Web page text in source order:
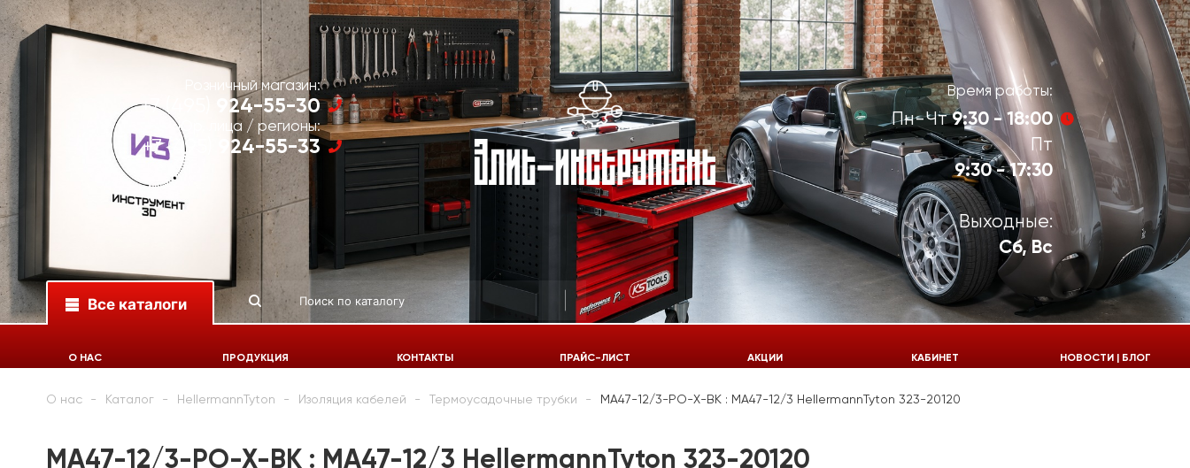
Розничный магазин:
+7 (495) 924-55-30
Юр. лица / регионы:
+7 (495) 924-55-33
Время работы:
Пн-Чт9:30 - 18:00
Пт
9:30 - 17:30
Выходные:
Сб, Вс
Все каталоги
924-55-33
О НАС ПРОДУКЦИЯ КОНТАКТЫ ПРАЙС-ЛИСТ АКЦИИ КАБИНЕТ НОВОСТИ | БЛОГ
О нас Каталог HellermannTyton Изоляция кабелей Термоусадочные трубки MA47-12/3-PO-X-BK : MA47-12/3 HellermannTyton 323-20120
MA47-12/3-PO-X-BK : MA47-12/3 HellermannTyton 323-20120